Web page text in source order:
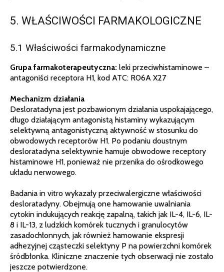
5. WŁAŚCIWOŚCI FARMAKOLOGICZNE
5.1 Właściwości farmakodynamiczne
Grupa farmakoterapeutyczna: leki przeciwhistaminowe –
antagoniści receptora H1, kod ATC: R06A X27
Mechanizm działania
Desloratadyna jest pozbawionym działania uspokajającego,
długo działającym antagonistą histaminy wykazującym
selektywną antagonistyczną aktywność w stosunku do
obwodowych receptorów H1. Po podaniu doustnym
desloratadyna selektywnie hamuje obwodowe receptory
histaminowe H1, ponieważ nie przenika do ośrodkowego
układu nerwowego.
Badania in vitro wykazały przeciwalergiczne właściwości
desloratadyny. Obejmują one hamowanie uwalniania
cytokin indukujących reakcję zapalną, takich jak IL-4, IL-6, IL-
8 i IL-13, z ludzkich komórek tucznych i granulocytów
zasadochłonnych, jak również hamowanie ekspresji
adhezyjnej cząsteczki selektyny P na powierzchni komórek
śródbłonka. Kliniczne znaczenie tych obserwacji nie zostało
jeszcze potwierdzone.